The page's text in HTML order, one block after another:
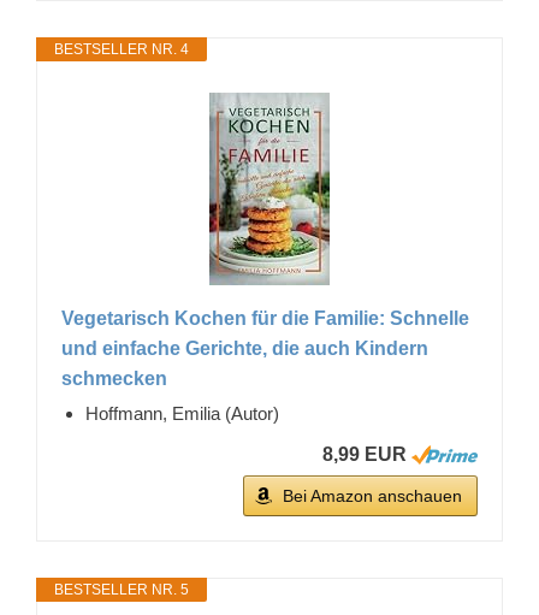
BESTSELLER NR. 4
Vegetarisch Kochen für die Familie: Schnelle
und einfache Gerichte, die auch Kindern
schmecken
Hoffmann, Emilia (Autor)
8,99 EUR
Bei Amazon anschauen
BESTSELLER NR. 5